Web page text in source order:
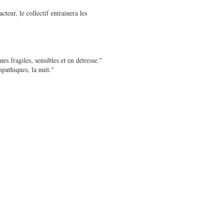
le collectif entrainera les
fragiles, sensibles et en détresse."
la nuit."